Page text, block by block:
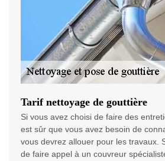
Tarif nettoyage de gouttière
Si vous avez choisi de faire des
est sûr que vous avez besoin de
vous devrez allouer pour les travaux.
de faire appel à un couvreur